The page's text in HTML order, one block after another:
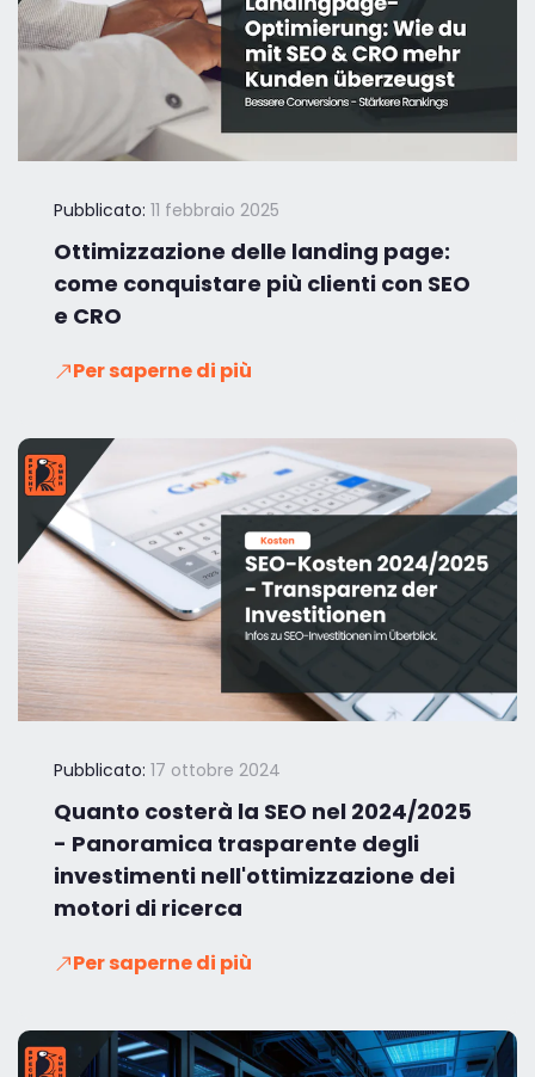
Pubblicato: 11 febbraio 2025
Ottimizzazione delle landing page:
come conquistare più clienti con SEO
e CRO
Per saperne di più
Pubblicato: 17 ottobre 2024
Quanto costerà la SEO nel 2024/2025
- Panoramica trasparente degli
investimenti nell'ottimizzazione dei
motori di ricerca
Per saperne di più